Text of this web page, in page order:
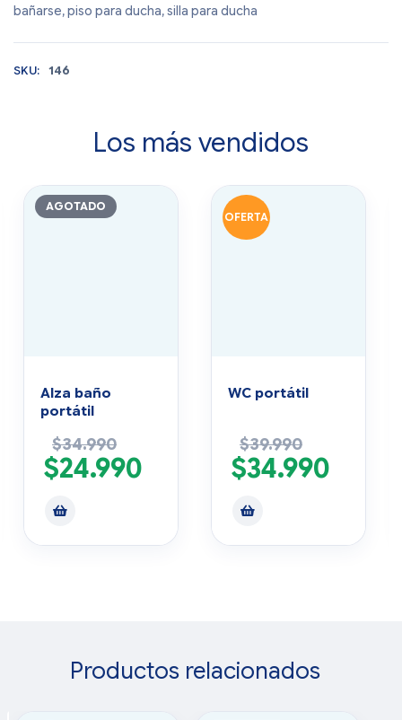
bañarse,piso para ducha,silla para ducha
SKU: 146
Los más vendidos
AGOTADO
Alza baño
portátil
$34.990
$24.990
OFERTA
WC portátil
$39.990
$34.990
Productos relacionados